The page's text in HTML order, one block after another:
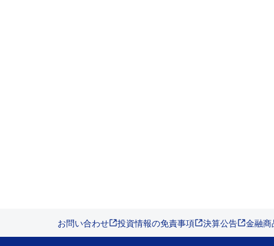
お問い合わせ 投資情報の免責事項 決算公告 金融